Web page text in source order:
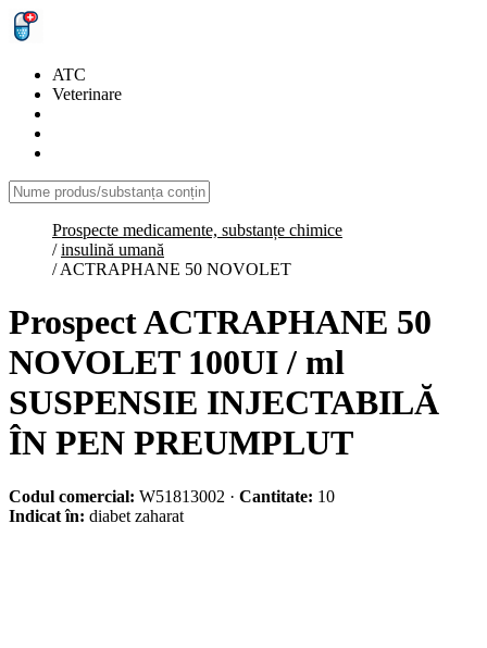
ATC
Veterinare
Prospecte medicamente, substanțe chimice
/ insulină umană
/ ACTRAPHANE 50 NOVOLET
Prospect ACTRAPHANE 50
NOVOLET 100UI / ml
SUSPENSIE INJECTABILĂ
ÎN PEN PREUMPLUT
Codul comercial: W51813002 · Cantitate: 10
Indicat în: diabet zaharat